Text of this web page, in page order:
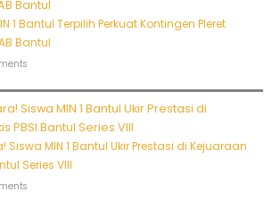
1 Bantul Terpilih Perkuat Kontingen Pleret
Bantul
MIN 1 Bantul Ukir Prestasi di Kejuaraan
Series VIII